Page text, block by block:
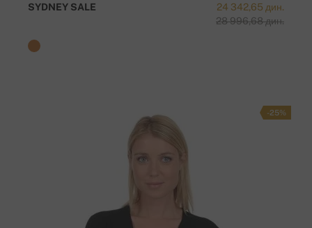
24 342,65 дин.
28 996,68 дин.
SYDNEY SALE
-25%